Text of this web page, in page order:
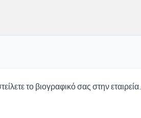
το βιογραφικό σας στην εταιρεία.